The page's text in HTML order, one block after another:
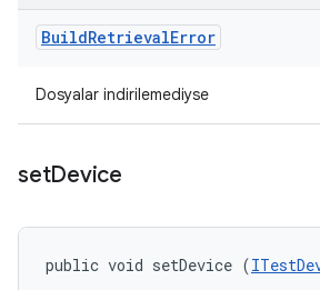
BuildRetrievalError
Dosyalar indirilemediyse
setDevice
public void setDevice (